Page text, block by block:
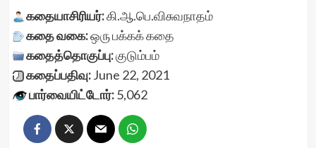
கதையாசிரியர்:கி.ஆ.பெ.விசுவநாதம்
கதை வகை:ஒரு பக்கக் கதை
கதைத்தொகுப்பு:குடும்பம்
கதைப்பதிவு:June 22, 2021
பார்வையிட்டோர்:5,062